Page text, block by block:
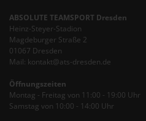
ABSOLUTE TEAMSPORT Dresden
Heinz-Steyer-Stadion
Magdeburger Straße 2
01067 Dresden
Mail: kontakt@ats-dresden.de
Öffnungszeiten
Montag - Freitag von 11:00 - 19:00 Uhr
Samstag von 10:00 - 14:00 Uhr